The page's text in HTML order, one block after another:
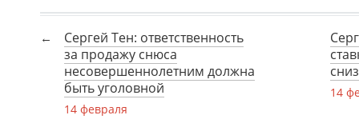
Сергей Тен: ответственность
за продажу снюса
несовершеннолетним должна
быть уголовной
14 февраля
14